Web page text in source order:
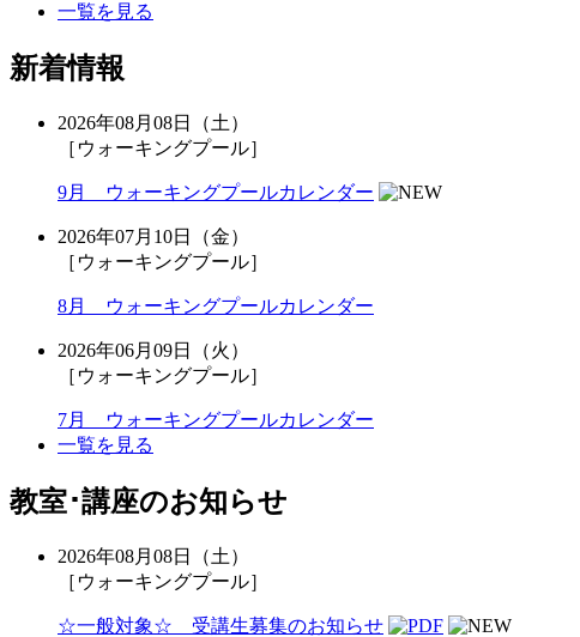
一覧を見る
新着情報
2026年08月08日（土）
［ウォーキングプール］
9月 ウォーキングプールカレンダー
2026年07月10日（金）
［ウォーキングプール］
8月 ウォーキングプールカレンダー
2026年06月09日（火）
［ウォーキングプール］
7月 ウォーキングプールカレンダー
一覧を見る
教室･講座のお知らせ
2026年08月08日（土）
［ウォーキングプール］
☆一般対象☆ 受講生募集のお知らせ